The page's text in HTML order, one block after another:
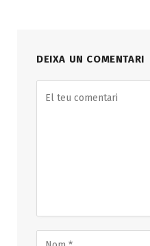
DEIXA UN COMENTARI